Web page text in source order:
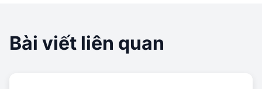
Bài viết liên quan